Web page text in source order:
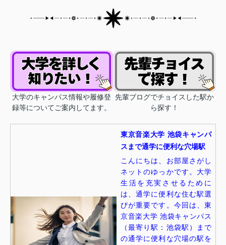
大学のキャンパス情報や履修登
録等についてご案内してます。
先輩ブログでチョイスした駅か
ら探す！
東京音楽大学 池袋キャンパ
スまで通学に便利な穴場駅
こんにちは、お部屋さがし
ネットのゆっかです。大学
生活を充実させるために
は、通学に便利な住む駅選
びが重要です。今回は、東
京音楽大学 池袋キャンパス
（最寄り駅：池袋駅）まで
の通学に便利な穴場の駅を